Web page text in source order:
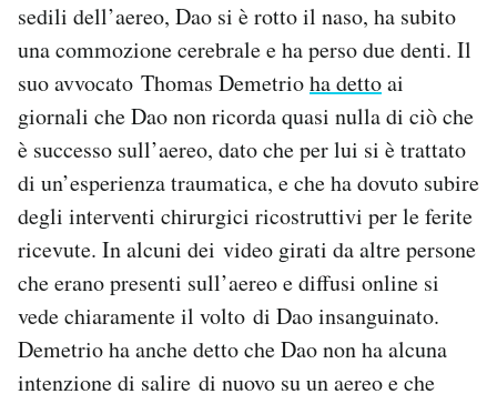
sedili dell’aereo, Dao si è rotto il naso, ha subito
una commozione cerebrale e ha perso due denti. Il
suo avvocato Thomas Demetrioha dettoai
giornali che Dao non ricorda quasi nulla di ciò che
è successo sull’aereo, dato che per lui si è trattato
di un’esperienza traumatica, e che ha dovuto subire
degli interventi chirurgici ricostruttivi per le ferite
ricevute. In alcuni dei video girati da altre persone
che erano presenti sull’aereo e diffusi online si
vede chiaramente il volto di Dao insanguinato.
Demetrio ha anche detto che Dao non ha alcuna
intenzione di salire di nuovo su un aereo e che